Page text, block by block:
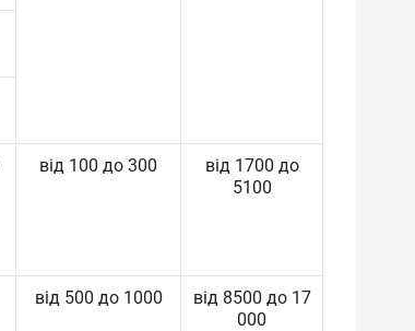
від 100 до 300
від 1700 до
5100
від 500 до 1000
від 8500 до 17
000